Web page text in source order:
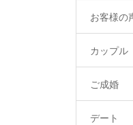
お客様の
カップル
ご成婚
デート